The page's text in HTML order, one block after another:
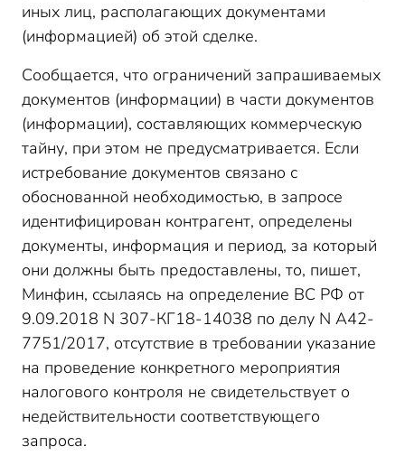
иных лиц, располагающих документами
(информацией) об этой сделке.
Сообщается, что ограничений запрашиваемых
документов (информации) в части документов
(информации), составляющих коммерческую
тайну, при этом не предусматривается. Если
истребование документов связано с
обоснованной необходимостью, в запросе
идентифицирован контрагент, определены
документы, информация и период, за который
они должны быть предоставлены, то, пишет,
Минфин, ссылаясь на определение ВС РФ от
9.09.2018 N 307-КГ18-14038 по делу N А42-
7751/2017, отсутствие в требовании указание
на проведение конкретного мероприятия
налогового контроля не свидетельствует о
недействительности соответствующего
запроса.